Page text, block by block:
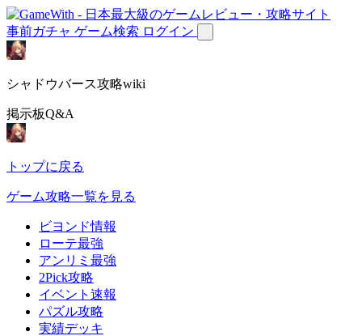
事前ガチャ ゲーム検索 ログイン
シャドウバース攻略wiki
掲示板Q&A
トップに戻る
ゲーム攻略一覧を見る
ビヨンド情報
ローテ最強
アンリミ最強
2Pick攻略
イベント速報
パズル攻略
実績デッキ